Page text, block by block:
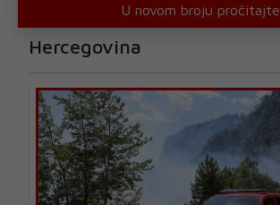
U novom broju pročitajte
Hercegovina